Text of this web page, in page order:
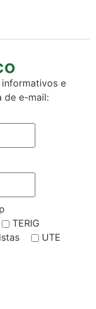
e
de e-mail:
TERIG
UTE